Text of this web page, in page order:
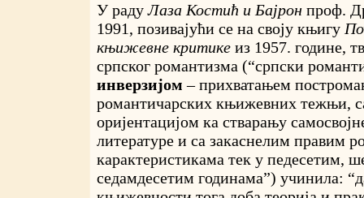
У радуЛаза Костић и Бајрон проф.
1991, позивајући се на своју књигу
књижевне критике из 1957. године,
српског романтизма (“српски
инверзијом – прихватањем
романтичарских књижевних тежњи,
оријентацијом ка стварању
литературе и са закаснелим правим
карактеристикама тек у педесетим,
седамдесетим годинама”) учинила: